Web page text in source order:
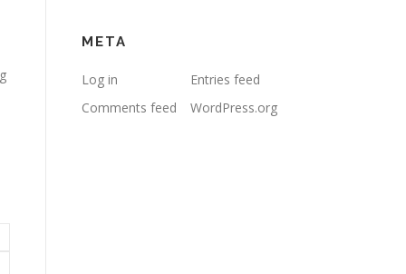
META
Log in
Entries feed
Comments feed
WordPress.org